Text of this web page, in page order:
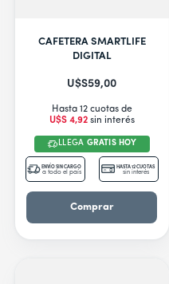
CAFETERA SMARTLIFE
DIGITAL
U$S59,00
Hasta 12 cuotas de
U$S 4,92sin interés
LLEGA GRATIS HOY
ENVÍO SIN CARGO
a todo el país
HASTA 12 CUOTAS
sin interés
Comprar